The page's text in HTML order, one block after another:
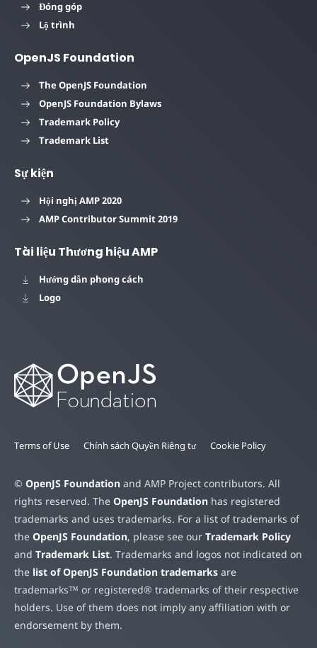
Đóng góp
Lộ trình
OpenJS Foundation
The OpenJS Foundation
OpenJS Foundation Bylaws
Trademark Policy
Trademark List
Sự kiện
Hội nghị AMP 2020
AMP Contributor Summit 2019
Tài liệu Thương hiệu AMP
Hướng dẫn phong cách
Logo
Terms of Use Chính sách Quyền Riêng tư Cookie Policy
© OpenJS Foundation and AMP Project contributors. All
rights reserved. The OpenJS Foundation has registered
trademarks and uses trademarks. For a list of trademarks of
the OpenJS Foundation, please see our Trademark Policy
and Trademark List. Trademarks and logos not indicated on
the list of OpenJS Foundation trademarks are
trademarks™ or registered® trademarks of their respective
holders. Use of them does not imply any affiliation with or
endorsement by them.